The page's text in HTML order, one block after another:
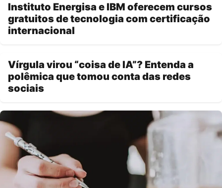
Instituto Energisa e IBM oferecem cursos
gratuitos de tecnologia com certificação
internacional
Vírgula virou “coisa de IA”? Entenda a
polêmica que tomou conta das redes
sociais